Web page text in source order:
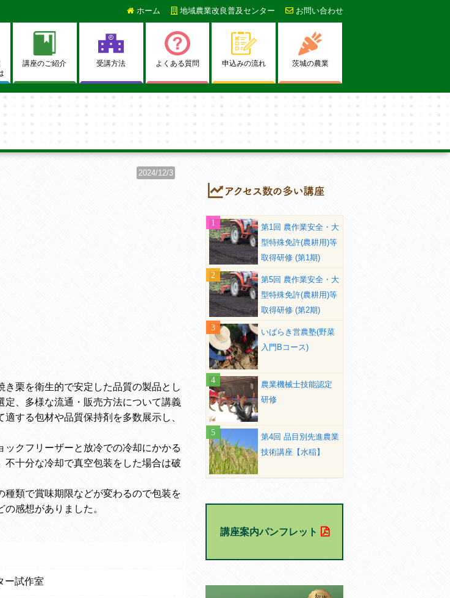
ホーム 地域農業改良普及センター お問い合わせ
講座のご紹介 受講方法 よくある質問 申込みの流れ 茨城の農業
2024/12/3
栗を衛生的で安定した品質の製品とし
、多様な流通・販売方法について講義
する包材や品質保持剤を多数展示し、
クフリーザーと放冷での冷却にかかる
十分な冷却で真空包装をした場合は破
類で賞味期限などが変わるので包装を
感想がありました。
ー試作室
第1回 農作業安全・大
型特殊免許(農耕用)等
取得研修 (第1期)
第5回 農作業安全・大
型特殊免許(農耕用)等
取得研修 (第2期)
いばらき営農塾(野菜
入門Bコース)
農業機械士技能認定
研修
第4回 品目別先進農業
技術講座【水稲】
講座案内パンフレット